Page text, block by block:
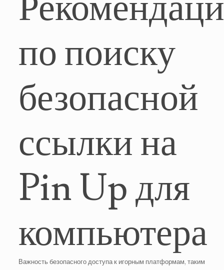
по поиску
безопасной
ссылки на
Pin Up для
компьютера
Важность безопасного доступа к игорным платформам, таким